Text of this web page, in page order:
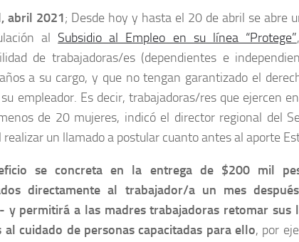
abril 2021; Desde hoy y hasta el 20 de abril se abre
al Subsidio al Empleo en su línea “Protege”
de trabajadoras/es (dependientes e
a su cargo, y que no tengan garantizado el
empleador. Es decir, trabajadoras/res que ejercen
de 20 mujeres, indicó el director regional del
realizar un llamado a postular cuanto antes al aporte
se concreta en la entrega de $200 mil
directamente al trabajador/a un mes
y permitirá a las madres trabajadoras retomar sus
al cuidado de personas capacitadas para ello, por